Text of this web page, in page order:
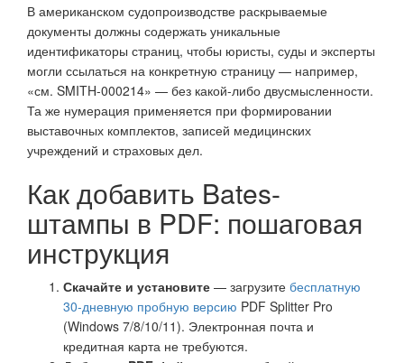
В американском судопроизводстве раскрываемые
документы должны содержать уникальные
идентификаторы страниц, чтобы юристы, суды и эксперты
могли ссылаться на конкретную страницу — например,
«см. SMITH-000214» — без какой-либо двусмысленности.
Та же нумерация применяется при формировании
выставочных комплектов, записей медицинских
учреждений и страховых дел.
Как добавить Bates-
штампы в PDF: пошаговая
инструкция
Скачайте и установите — загрузите бесплатную
30-дневную пробную версию PDF Splitter Pro
(Windows 7/8/10/11). Электронная почта и
кредитная карта не требуются.